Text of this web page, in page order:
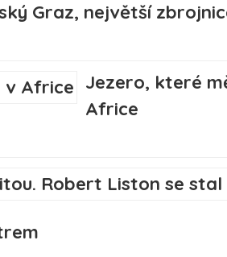
Graz, největší
Jezero, které
Africe